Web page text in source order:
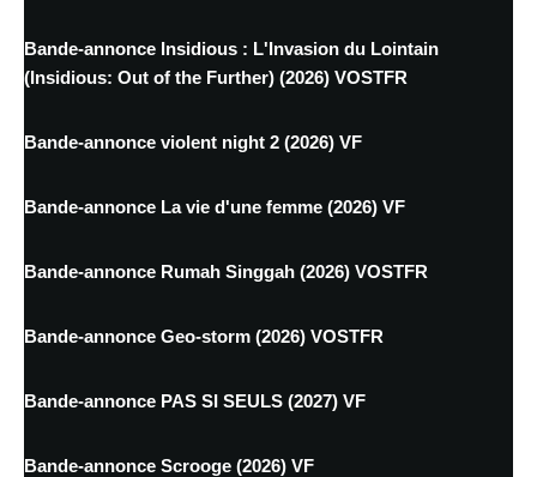
Bande-annonce Insidious : L'Invasion du Lointain
(Insidious: Out of the Further) (2026) VOSTFR
Bande-annonce violent night 2 (2026) VF
Bande-annonce La vie d'une femme (2026) VF
Bande-annonce Rumah Singgah (2026) VOSTFR
Bande-annonce Geo-storm (2026) VOSTFR
Bande-annonce PAS SI SEULS (2027) VF
Bande-annonce Scrooge (2026) VF